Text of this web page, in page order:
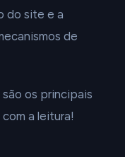
do site e a
de
os principais
a leitura!